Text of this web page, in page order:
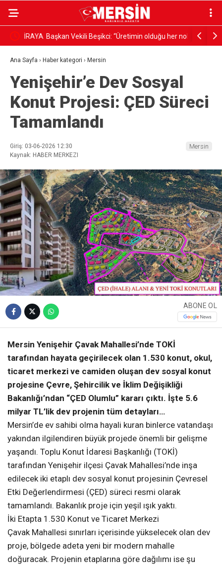
Başkan Vekili Beşikci: “Üretimin olduğu her noktaya
hizmet götüreceğiz”
MERSİN
Ana Sayfa › Haber kategori › Mersin
Yenişehir’e Dev Sosyal
Konut Projesi: ÇED Süreci
Tamamlandı
Giriş: 03-06-2026 12:30
Kaynak: HABER MERKEZI
Mersin
ABONE OL
Mersin Yenişehir Çavak Mahallesi’nde TOKİ
tarafından hayata geçirilecek olan 1.530 konut, okul,
ticaret merkezi ve camiden oluşan dev sosyal konut
projesine Çevre, Şehircilik ve İklim Değişikliği
Bakanlığı’ndan “ÇED Olumlu” kararı çıktı. İşte 5.6
milyar TL’lik dev projenin tüm detayları…
Mersin’de ev sahibi olma hayali kuran binlerce vatandaşı
yakından ilgilendiren büyük projede önemli bir gelişme
yaşandı. Toplu Konut İdaresi Başkanlığı (TOKİ)
tarafından Yenişehir ilçesi Çavak Mahallesi’nde inşa
edilecek iki etaplı dev sosyal konut projesinin Çevresel
Etki Değerlendirmesi (ÇED) süreci resmi olarak
tamamlandı. Bakanlık proje için yeşil ışık yaktı.
İki Etapta 1.530 Konut ve Ticaret Merkezi
Çavak Mahallesi sınırları içerisinde yükselecek olan dev
proje, bölgede adeta yeni bir modern mahalle
doğuracak. Projenin etaplarına göre dağılımı ise şu